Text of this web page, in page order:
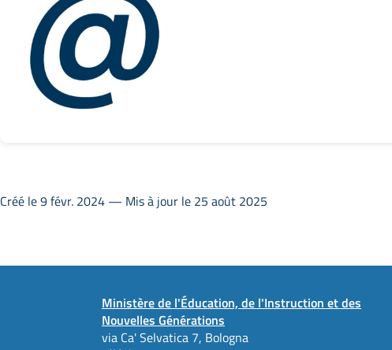
Créé le 9 févr. 2024 — Mis à jour le 25 août 2025
Ministère de l'Éducation, de l'Instruction et des
Nouvelles Générations
via Ca' Selvatica 7, Bologna